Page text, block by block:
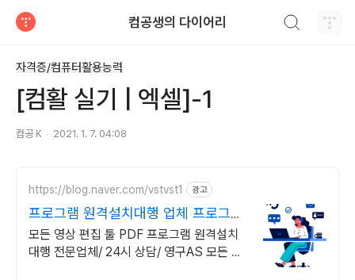
컴공생의 다이어리
자격증/컴퓨터활용능력
[컴활 실기 | 엑셀]-1
컴공 K 2021. 1. 7. 04:08
https://blog.naver.com/vstvst1 광고
프로그램 원격설치대행 업체 프로그램
원격설치대행 전문
모든 영상 편집 툴 PDF 프로그램 원격설치
대행 전문업체/ 24시 상담/ 영구AS 모든 영